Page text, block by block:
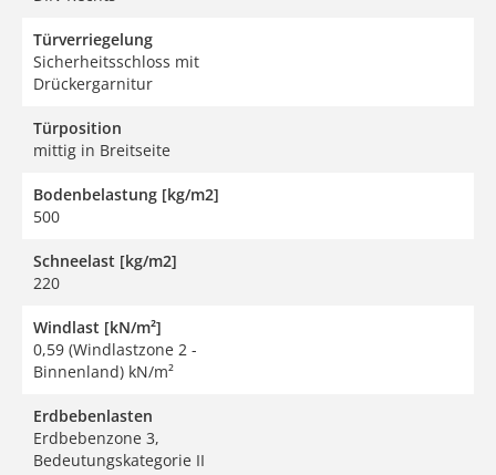
Türverriegelung
Sicherheitsschloss mit
Drückergarnitur
Türposition
mittig in Breitseite
Bodenbelastung [kg/m2]
500
Schneelast [kg/m2]
220
Windlast [kN/m²]
0,59 (Windlastzone 2 -
Binnenland) kN/m²
Erdbebenlasten
Erdbebenzone 3,
Bedeutungskategorie II